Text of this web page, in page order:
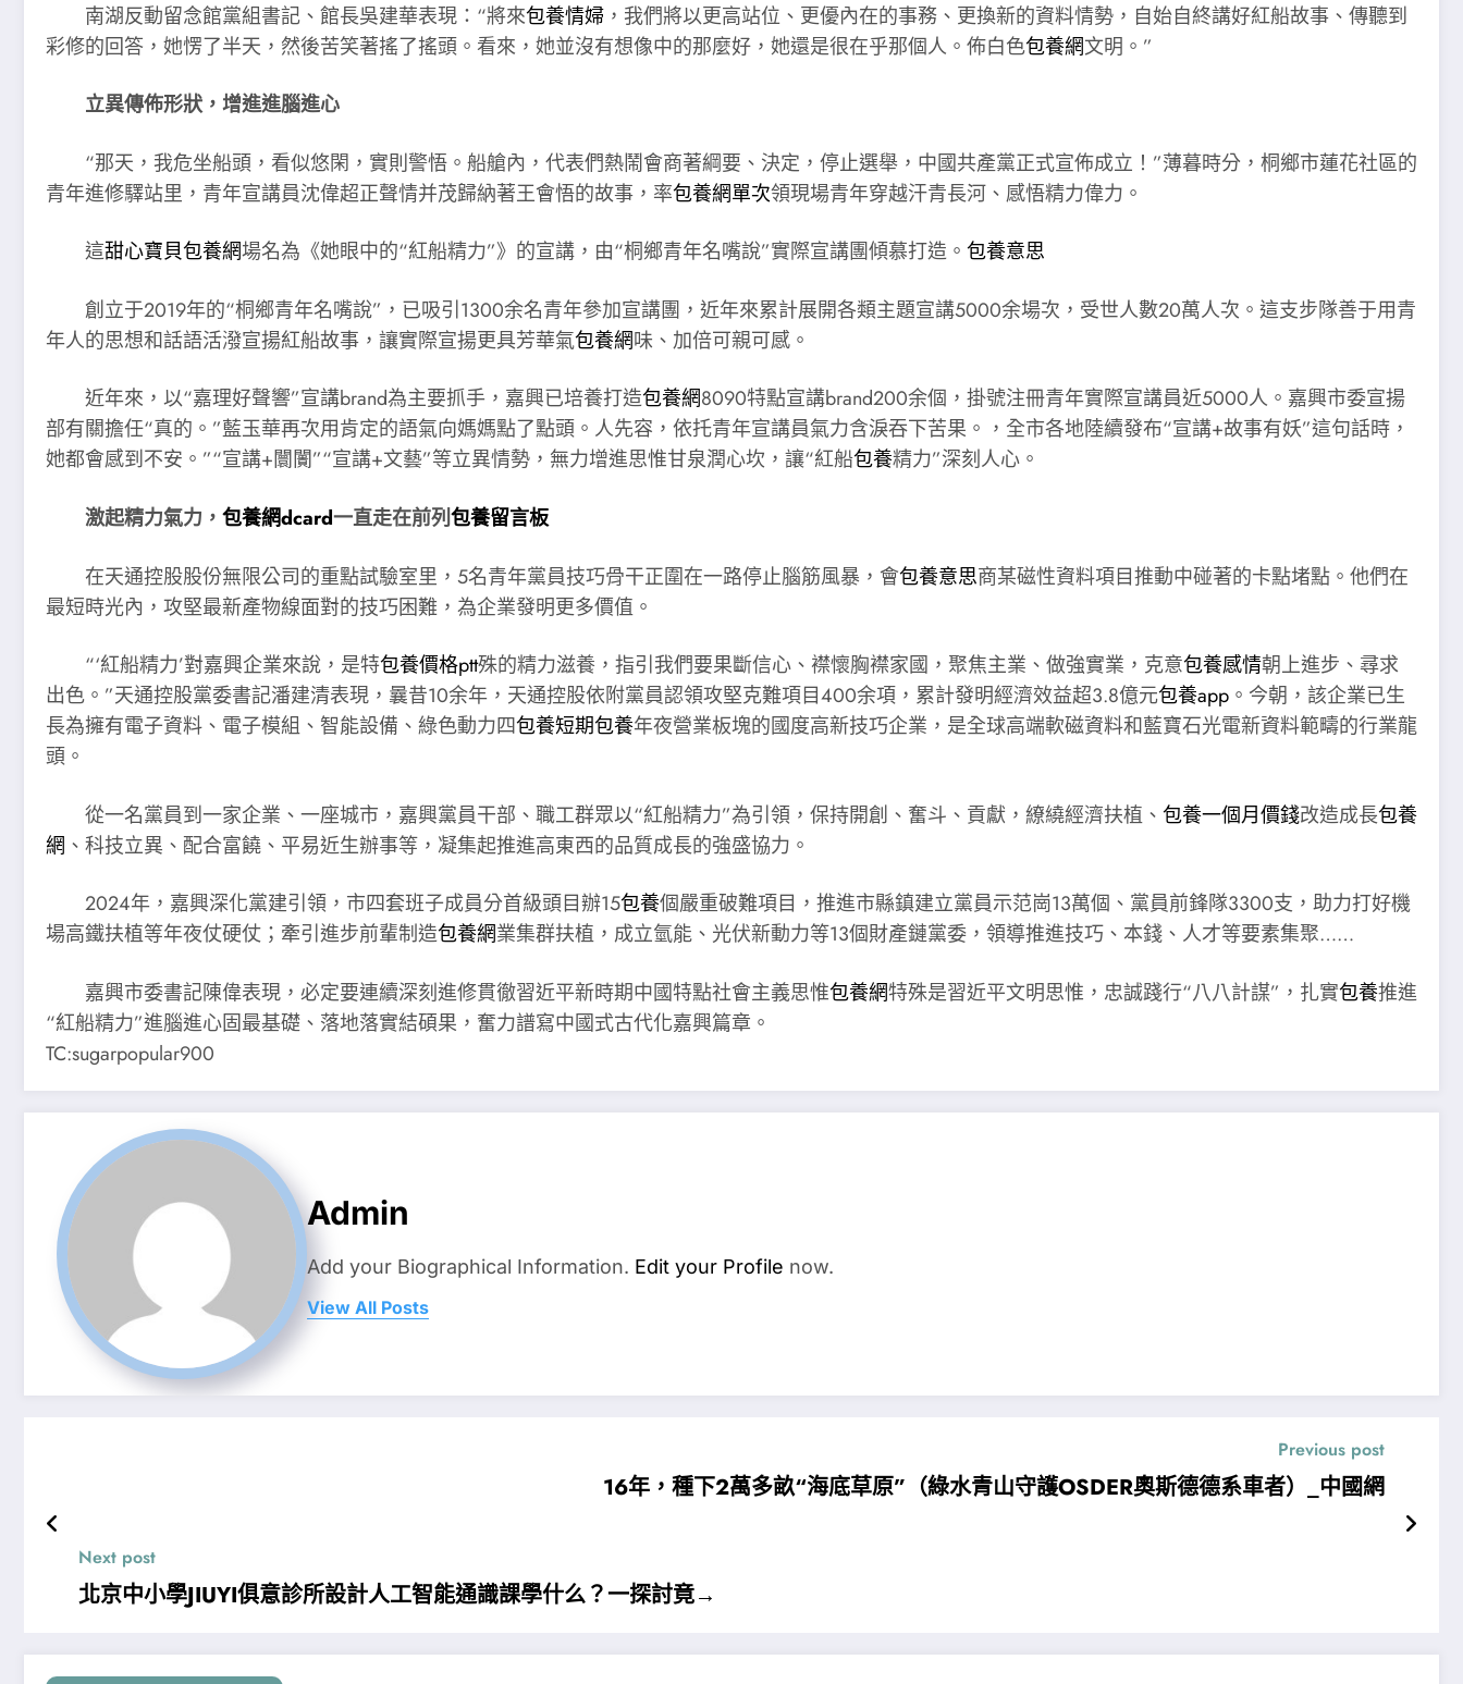
南湖反動留念館黨組書記、館長吳建華表現：“將來包養情婦 ，我們將以更高站位、更優內在的事務、更換新的資料情勢，自始自終講好紅船故事、傳聽到
彩修的回答，她愣了半天，然後苦笑著搖了搖頭。看來，她並沒有想像中的那麼好，她還是很在乎那個人。佈白色包養網文明。”
立異傳佈形狀，增進進腦進心
“那天，我危坐船頭，看似悠閑，實則警悟。船艙內，代表們熱鬧會商著綱要、決定，停止選舉，中國共產黨正式宣佈成立！”薄暮時分，桐鄉市蓮花社區的
青年進修驛站里，青年宣講員沈偉超正聲情并茂歸納著王會悟的故事，率包養網單次領現場青年穿越汗青長河、感悟精力偉力。
這甜心寶貝包養網場名為《她眼中的“紅船精力”》的宣講，由“桐鄉青年名嘴說”實際宣講團傾慕打造。 包養意思
創立于2019年的“桐鄉青年名嘴說”，已吸引1300余名青年參加宣講團，近年來累計展開各類主題宣講5000余場次，受世人數20萬人次。這支步隊善于用青
年人的思想和話語活潑宣揚紅船故事，讓實際宣揚更具芳華氣包養網味、加倍可親可感。
近年來，以“嘉理好聲響”宣講brand為主要抓手，嘉興已培養打造包養網8090特點宣講brand200余個，掛號注冊青年實際宣講員近5000人。嘉興市委宣揚
部有關擔任“真的。”藍玉華再次用肯定的語氣向媽媽點了點頭。人先容，依托青年宣講員氣力含淚吞下苦果。，全市各地陸續發布“宣講+故事有妖”這句話時，
她都會感到不安。”“宣講+闤闠”“宣講+文藝”等立異情勢，無力增進思惟甘泉潤心坎，讓“紅船包養精力”深刻人心。
激起精力氣力， 包養網dcard一直走在前列包養留言板
在天通控股股份無限公司的重點試驗室里，5名青年黨員技巧骨干正圍在一路停止腦筋風暴，會包養意思商某磁性資料項目推動中碰著的卡點堵點。他們在
最短時光內，攻堅最新產物線面對的技巧困難，為企業發明更多價值。
“‘紅船精力’對嘉興企業來說，是特包養價格ptt殊的精力滋養，指引我們要果斷信心、襟懷胸襟家國，聚焦主業、做強實業，克意包養感情朝上進步、尋求
出色。”天通控股黨委書記潘建清表現，曩昔10余年，天通控股依附黨員認領攻堅克難項目400余項，累計發明經濟效益超3.8億元包養app 。今朝，該企業已生
長為擁有電子資料、電子模組、智能設備、綠色動力四包養短期包養年夜營業板塊的國度高新技巧企業，是全球高端軟磁資料和藍寶石光電新資料範疇的行業龍
頭。
從一名黨員到一家企業、一座城市，嘉興黨員干部、職工群眾以“紅船精力”為引領，保持開創、奮斗、貢獻，繚繞經濟扶植、 包養一個月價錢改造成長包養
網 、科技立異、配合富饒、平易近生辦事等，凝集起推進高東西的品質成長的強盛協力。
2024年，嘉興深化黨建引領，市四套班子成員分首級頭目辦15包養個嚴重破難項目，推進市縣鎮建立黨員示范崗13萬個、黨員前鋒隊3300支，助力打好機
場高鐵扶植等年夜仗硬仗；牽引進步前輩制造包養網業集群扶植，成立氫能、光伏新動力等13個財產鏈黨委，領導推進技巧、本錢、人才等要素集聚……
嘉興市委書記陳偉表現，必定要連續深刻進修貫徹習近平新時期中國特點社會主義思惟包養網特殊是習近平文明思惟，忠誠踐行“八八計謀”，扎實包養推進
“紅船精力”進腦進心固最基礎、落地落實結碩果，奮力譜寫中國式古代化嘉興篇章。
TC:sugarpopular900
Admin
Add your Biographical Information. Edit your Profile now.
View All Posts
Previous post
16年，種下2萬多畝“海底草原”（綠水青山守護OSDER奧斯德德系車者）_中國網
Next post
北京中小學JIUYI俱意診所設計人工智能通識課學什么？一探討竟→